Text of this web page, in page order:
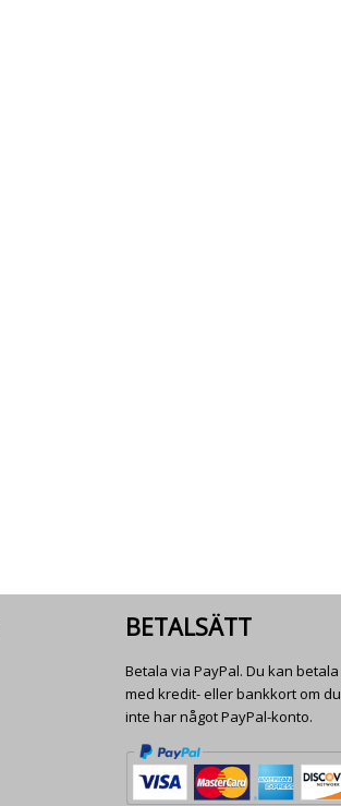
BETALSÄTT
Betala via PayPal. Du kan betala
med kredit- eller bankkort om du
inte har något PayPal-konto.